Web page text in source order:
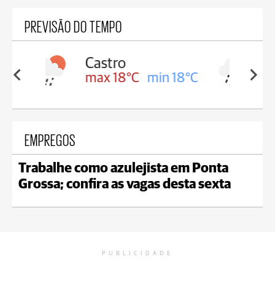
PREVISÃO DO TEMPO
18°C
Carambeí
max 18°C min 17°C
EMPREGOS
Trabalhe como azulejista em Ponta
Grossa; confira as vagas desta sexta
PUBLICIDADE